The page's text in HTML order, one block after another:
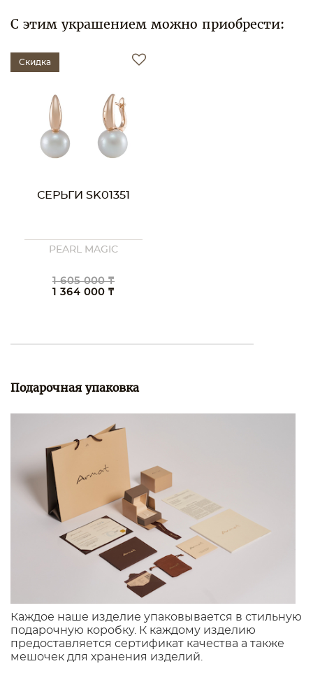
С этим украшением можно приобрести:
Скидка
СЕРЬГИ SK01351
PEARL MAGIC
1 605 000 ₸
1 364 000 ₸
Подарочная упаковка
Каждое наше изделие упаковывается в стильную
подарочную коробку. К каждому изделию
предоставляется сертификат качества а также
мешочек для хранения изделий.